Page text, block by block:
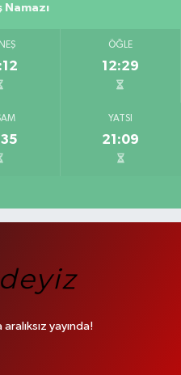
Namazı
ÖĞLE
12:29
YATSI
21:09
yayında!